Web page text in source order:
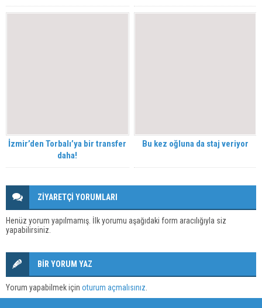
İzmir’den Torbalı’ya bir transfer
daha!
Bu kez oğluna da staj veriyor
ZİYARETÇİ YORUMLARI
Henüz yorum yapılmamış. İlk yorumu aşağıdaki form aracılığıyla siz
yapabilirsiniz.
BİR YORUM YAZ
Yorum yapabilmek için oturum açmalısınız